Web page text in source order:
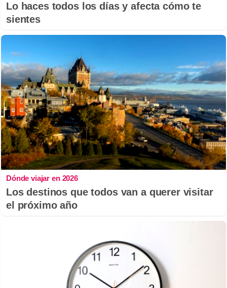
Lo haces todos los días y afecta cómo te
sientes
Dónde viajar en 2026
Los destinos que todos van a querer visitar
el próximo año